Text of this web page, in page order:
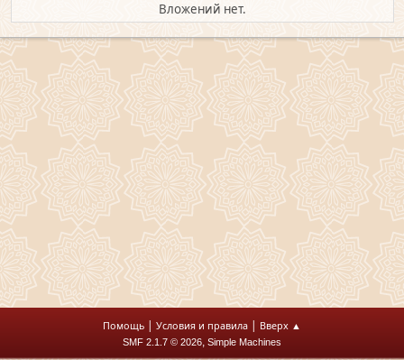
Вложений нет.
Помощь | Условия и правила | Вверх ▲
SMF 2.1.7 © 2026, Simple Machines